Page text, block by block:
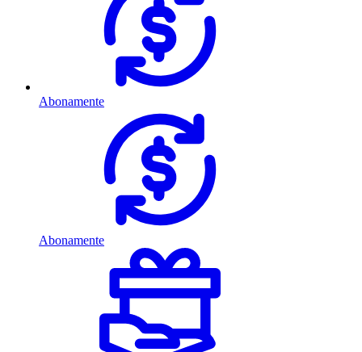
Abonamente
Abonamente